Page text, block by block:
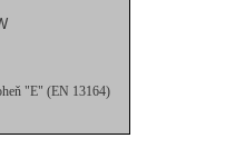
"E" (EN 13164)